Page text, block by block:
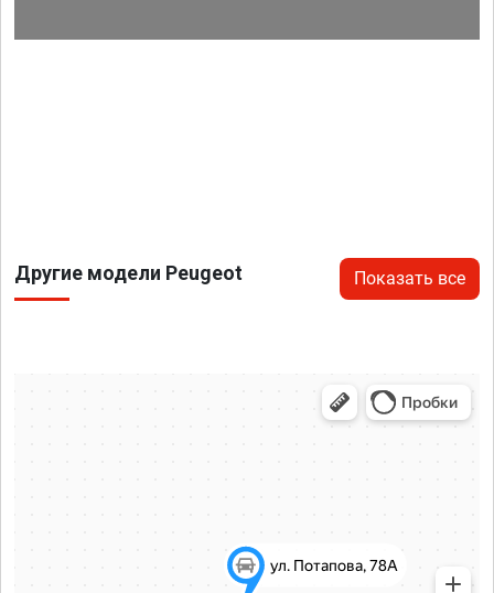
Другие модели Peugeot Показать все